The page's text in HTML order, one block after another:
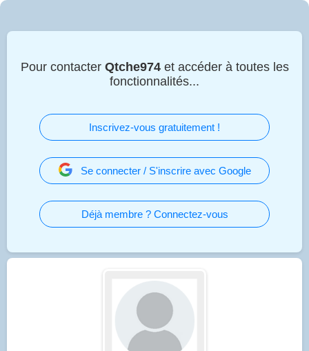
Pour contacter Qtche974et accéder à toutes les
fonctionnalités...
Inscrivez-vous gratuitement !
Se connecter / S'inscrire avec Google
Déjà membre ? Connectez-vous